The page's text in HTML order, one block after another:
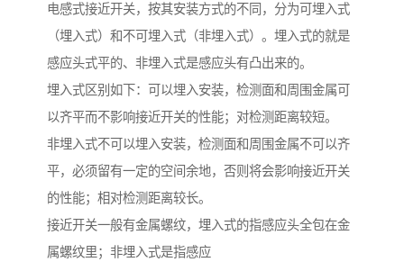
电感式接近开关，按其安装方式的不同，分为可埋入式
（埋入式）和不可埋入式（非埋入式）。埋入式的就是
感应头式平的、非埋入式是感应头有凸出来的。
埋入式区别如下：可以埋入安装，检测面和周围金属可
以齐平而不影响接近开关的性能；对检测距离较短。
非埋入式不可以埋入安装，检测面和周围金属不可以齐
平，必须留有一定的空间余地，否则将会影响接近开关
的性能；相对检测距离较长。
接近开关一般有金属螺纹，埋入式的指感应头全包在金
属螺纹里；非埋入式是指感应